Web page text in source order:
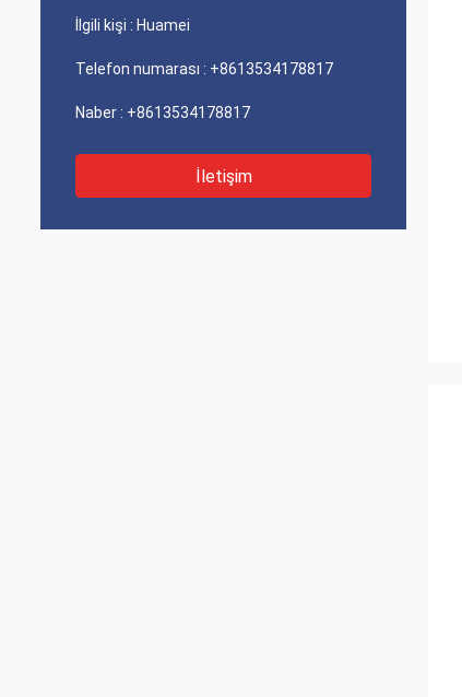
İlgili kişi : Huamei
Telefon numarası : +8613534178817
Naber : +8613534178817
İletişim